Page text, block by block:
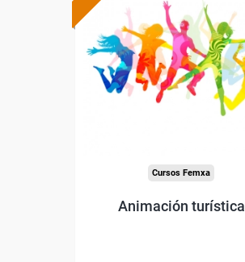
Formación 100%
subvencionada.
Para desempleados,
trabajadores y autónomos.
Sector
-Hosteleria y Turismo.
Cursos Femxa
Animación turística